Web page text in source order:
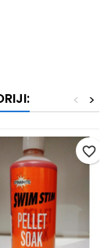
>
<
favorite_border